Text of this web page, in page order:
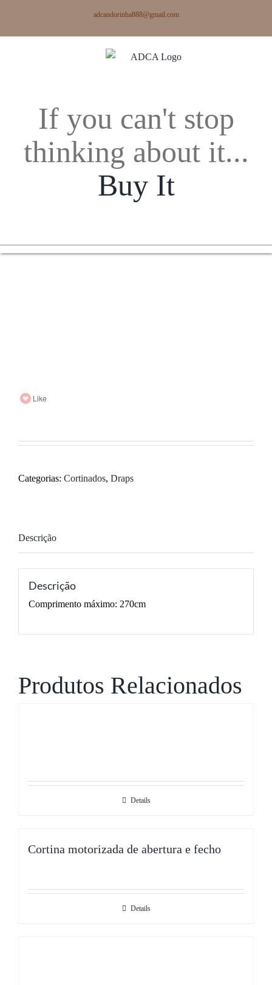
adcandorinha888@gmail.com
If you can't stop
thinking about it...
Buy It
Like
Categorias: Cortinados, Draps
Descrição
Descrição
Comprimento máximo: 270cm
Produtos Relacionados
Details
Cortina motorizada de abertura e fecho
Details